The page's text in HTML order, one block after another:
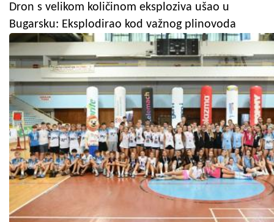
Dron s velikom količinom eksploziva ušao u
Bugarsku: Eksplodirao kod važnog plinovoda